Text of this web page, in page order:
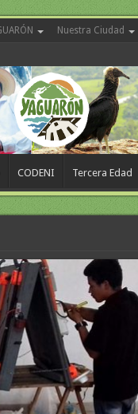
Nuestra Ciudad
CODENI Tercera Edad